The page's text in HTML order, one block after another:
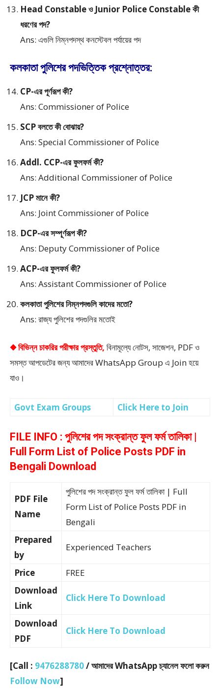
Head Constable ও Junior Police Constable কী
ধরণের পদ?
Ans: এগুলি নিম্নপদস্থ কনস্টেবল পর্যায়ের পদ
কলকাতা পুলিশের পদভিত্তিক প্রশ্নোত্তর:
CP-এর পূর্ণরূপ কী?
Ans: Commissioner of Police
SCP বলতে কী বোঝায়?
Ans: Special Commissioner of Police
Addl. CCP-এর ফুলফর্ম কী?
Ans: Additional Commissioner of Police
JCP মানে কী?
Ans: Joint Commissioner of Police
DCP-এর সম্পূর্ণরূপ কী?
Ans: Deputy Commissioner of Police
ACP-এর ফুলফর্ম কী?
Ans: Assistant Commissioner of Police
কলকাতা পুলিশের নিম্নপদগুলি কাদের মতো?
Ans: রাজ্য পুলিশের পদগুলির মতোই
◆ বিভিন্ন চাকরির পরীক্ষার প্রস্তুতি, বিনামূল্যে নোটস, সাজেশন, PDF ও
সমস্ত আপডেটের জন্য আমাদের WhatsApp Group এ Join হয়ে
যাও।
Govt Exam Groups Click Here to Join
FILE INFO : পুলিশের পদ সংক্রান্ত ফুল ফর্ম তালিকা |
Full Form List of Police Posts PDF in
Bengali Download
PDF File
Name
পুলিশের পদ সংক্রান্ত ফুল ফর্ম তালিকা | Full
Form List of Police Posts PDF in
Bengali
Prepared
by
Experienced Teachers
Price
FREE
Download
Link
Click Here To Download
Download
PDF
Click Here To Download
[Call : 9476288780/ আমাদের WhatsApp চ্যানেল ফলো করুন
Follow Now]